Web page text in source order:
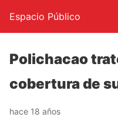
Espacio Público
Polichacao
cobertura de
hace 18 años